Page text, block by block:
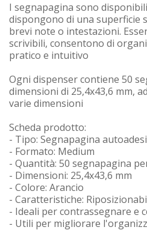
I segnapagina sono
dispongono di una superficie
brevi note o intestazioni.
scrivibili, consentono di
pratico e intuitivo
Ogni dispenser contiene 50
dimensioni di 25,4x43,6 mm,
varie dimensioni
Scheda prodotto:
- Tipo: Segnapagina
- Formato: Medium
- Quantità: 50 segnapagina
- Dimensioni: 25,4x43,6 mm
- Colore: Arancio
- Caratteristiche:
- Ideali per contrassegnare e
- Utili per migliorare